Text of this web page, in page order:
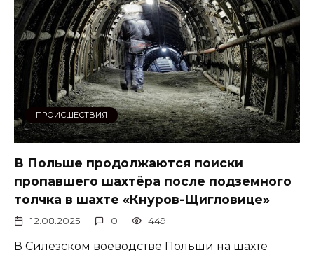
ПРОИСШЕСТВИЯ
В Польше продолжаются поиски
пропавшего шахтёра после подземного
толчка в шахте «Кнуров-Щигловице»
12.08.2025 0 449
В Силезском воеводстве Польши на шахте